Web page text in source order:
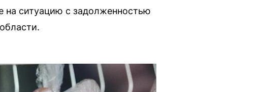
на ситуацию с задолженностью